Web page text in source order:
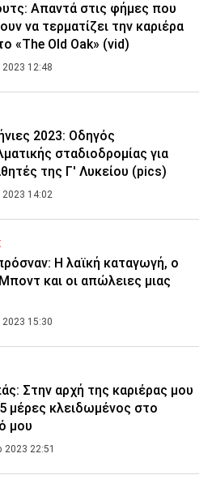
Απαντά στις φήμες που
να τερματίζει την καριέρα
«The Old Oak» (vid)
2023 12:48
2023: Οδηγός
σταδιοδρομίας για
της Γ' Λυκείου (pics)
2023 14:02
Η λαϊκή καταγωγή, ο
και οι απώλειες μιας
2023 15:30
Στην αρχή της καριέρας μου
μέρες κλειδωμένος στο
μου
2023 22:51